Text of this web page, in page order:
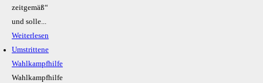
zeitgemäß“
und solle...
Weiterlesen
Umstrittene
Wahlkampfhilfe
Wahlkampfhilfe